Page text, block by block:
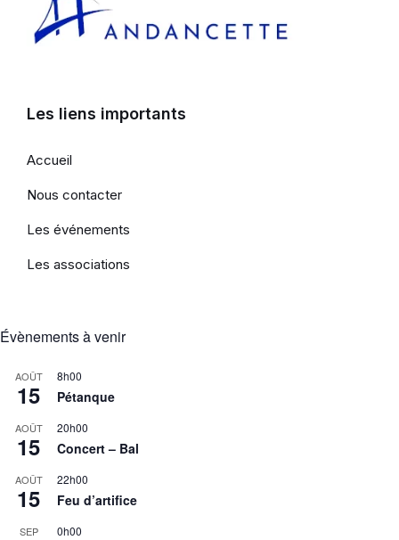
Les liens importants
Accueil
Nous contacter
Les événements
Les associations
Évènements à venir
AOÛT
15
8h00
Pétanque
AOÛT
15
20h00
Concert – Bal
AOÛT
15
22h00
Feu d’artifice
SEP 0h00